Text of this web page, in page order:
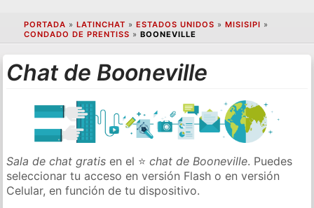
PORTADA » LATINCHAT » ESTADOS UNIDOS » MISISIPI »
CONDADO DE PRENTISS » BOONEVILLE
Chat de Booneville
Sala de chat gratis en el ⭐chat de Booneville. Puedes
seleccionar tu acceso en versión Flash o en versión
Celular, en función de tu dispositivo.